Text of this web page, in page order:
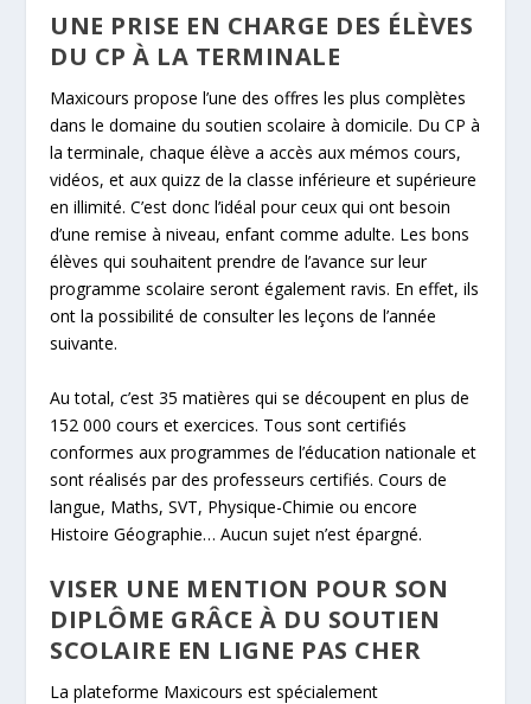
UNE PRISE EN CHARGE DES ÉLÈVES
DU CP À LA TERMINALE
Maxicours propose l’une des offres les plus complètes
dans le domaine du soutien scolaire à domicile. Du CP à
la terminale, chaque élève a accès aux mémos cours,
vidéos, et aux quizz de la classe inférieure et supérieure
en illimité. C’est donc l’idéal pour ceux qui ont besoin
d’une remise à niveau, enfant comme adulte. Les bons
élèves qui souhaitent prendre de l’avance sur leur
programme scolaire seront également ravis. En effet, ils
ont la possibilité de consulter les leçons de l’année
suivante.
Au total, c’est 35 matières qui se découpent en plus de
152 000 cours et exercices. Tous sont certifiés
conformes aux programmes de l’éducation nationale et
sont réalisés par des professeurs certifiés. Cours de
langue, Maths, SVT, Physique-Chimie ou encore
Histoire Géographie… Aucun sujet n’est épargné.
VISER UNE MENTION POUR SON
DIPLÔME GRÂCE À DU SOUTIEN
SCOLAIRE EN LIGNE PAS CHER
La plateforme Maxicours est spécialement